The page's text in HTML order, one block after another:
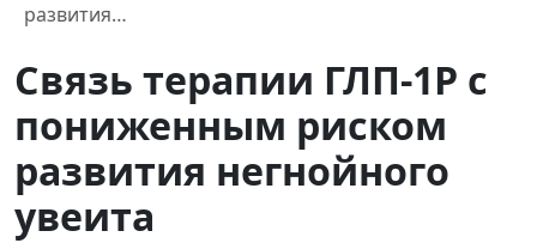
развития…
Связь терапии ГЛП-1Р с
пониженным риском
развития негнойного
увеита